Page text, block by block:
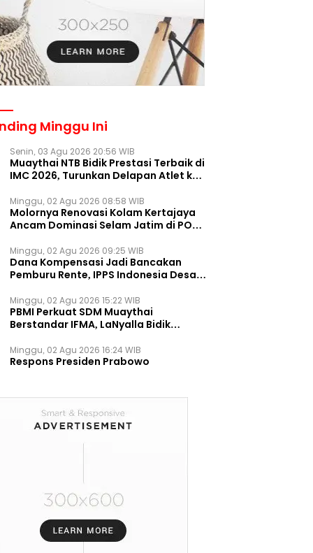
Minggu Ini
Senin, 03 Agu 2026 20:56 WIB
Muaythai NTB Bidik Prestasi Terbaik di
IMC 2026, Turunkan Delapan Atlet ke
Minggu, 02 Agu 2026 08:58 WIB
Molornya Renovasi Kolam Kertajaya
Ancam Dominasi Selam Jatim di PON
Minggu, 02 Agu 2026 09:25 WIB
Dana Kompensasi Jadi Bancakan
Pemburu Rente, IPPS Indonesia Desak
Permanen
Minggu, 02 Agu 2026 15:22 WIB
PBMI Perkuat SDM Muaythai
Berstandar IFMA, LaNyalla Bidik
Minggu, 02 Agu 2026 16:24 WIB
Respons Presiden Prabowo